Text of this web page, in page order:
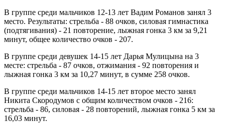
В группе среди мальчиков 12-13 лет Вадим Романов занял 3
место. Результаты: стрельба - 88 очков, силовая гимнастика
(подтягивания) - 21 повторение, лыжная гонка 3 км за 9,21
минут, общее количество очков - 207.
В группе среди девушек 14-15 лет Дарья Мулицына на 3
месте: стрельба - 87 очков, отжимания - 92 повторения и
лыжная гонка 3 км за 10,27 минут, в сумме 258 очков.
В группе среди мальчиков 14-15 лет второе место занял
Никита Скородумов с общим количеством очков - 216:
стрельба - 86, силовая - 28 повторений, лыжная гонка 5 км за
16,03 минут.